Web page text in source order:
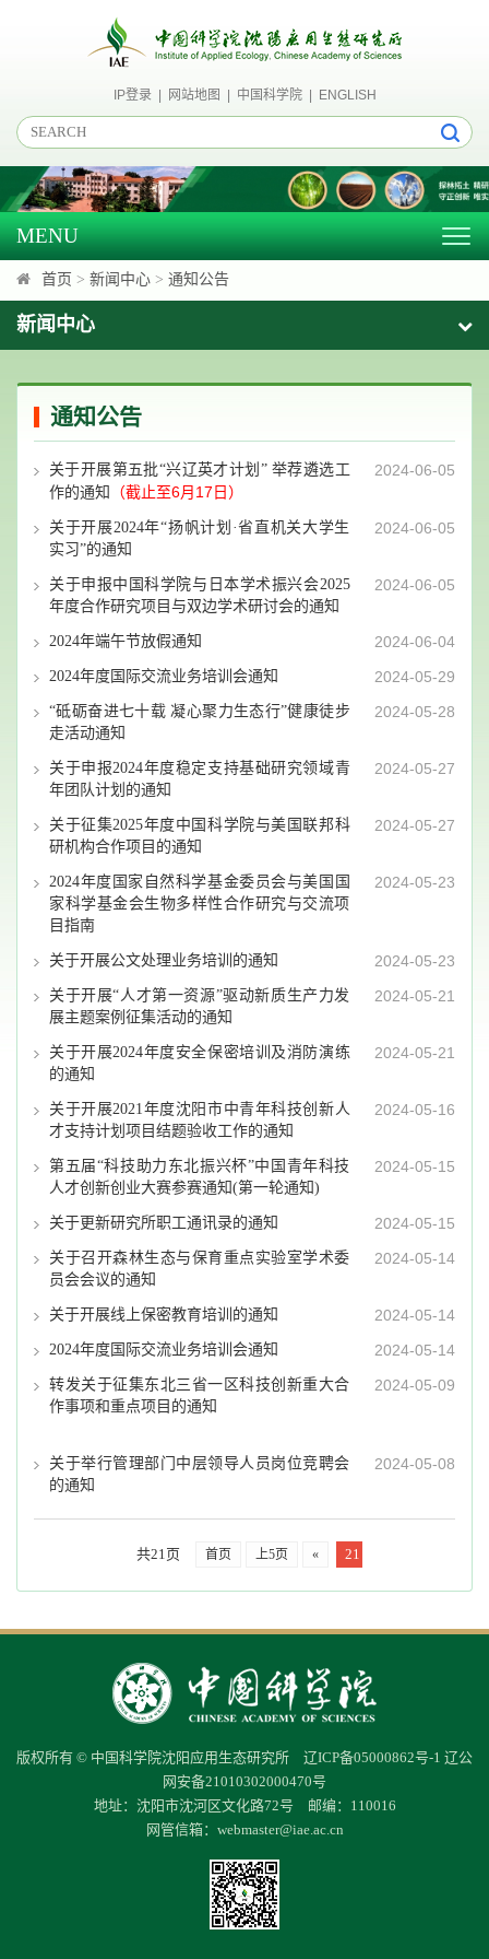
IP登录| 网站地图 中国科学院| ENGLISH
MENU
首页 > 新闻中心 > 通知公告
新闻中心
通知公告
2024-06-05
关于开展第五批“兴辽英才计划” 举荐遴选工
作的通知
（截止至6月17日）
2024-06-05
关于开展2024年“扬帆计划·省直机关大学生
实习”的通知
2024-06-05
关于申报中国科学院与日本学术振兴会2025
年度合作研究项目与双边学术研讨会的通知
2024-06-04
2024年端午节放假通知
2024-05-29
2024年度国际交流业务培训会通知
2024-05-28
“砥砺奋进七十载 凝心聚力生态行”健康徒步
走活动通知
2024-05-27
关于申报2024年度稳定支持基础研究领域青
年团队计划的通知
2024-05-27
关于征集2025年度中国科学院与美国联邦科
研机构合作项目的通知
2024-05-23
2024年度国家自然科学基金委员会与美国国
家科学基金会生物多样性合作研究与交流项
目指南
2024-05-23
关于开展公文处理业务培训的通知
2024-05-21
关于开展“人才第一资源”驱动新质生产力发
展主题案例征集活动的通知
2024-05-21
关于开展2024年度安全保密培训及消防演练
的通知
2024-05-16
关于开展2021年度沈阳市中青年科技创新人
才支持计划项目结题验收工作的通知
2024-05-15
第五届“科技助力东北振兴杯”中国青年科技
人才创新创业大赛参赛通知(第一轮通知)
2024-05-15
关于更新研究所职工通讯录的通知
2024-05-14
关于召开森林生态与保育重点实验室学术委
员会会议的通知
2024-05-14
关于开展线上保密教育培训的通知
2024-05-14
2024年度国际交流业务培训会通知
2024-05-09
转发关于征集东北三省一区科技创新重大合
作事项和重点项目的通知
2024-05-08
关于举行管理部门中层领导人员岗位竞聘会
的通知
共21页 首页 上5页 « 21
版权所有 © 中国科学院沈阳应用生态研究所 辽ICP备05000862号-1 辽公
网安备21010302000470号
地址：沈阳市沈河区文化路72号 邮编：110016
网管信箱： webmaster@iae.ac.cn